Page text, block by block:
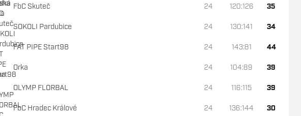
FbC Skuteč 24 120:126 35
SOKOLI Pardubice 24 130:141 34
FAT PIPE Start98 24 143:81 44
Orka 24 104:89 39
OLYMP FLORBAL 24 116:115 39
FbC Hradec Králové 24 136:144 30